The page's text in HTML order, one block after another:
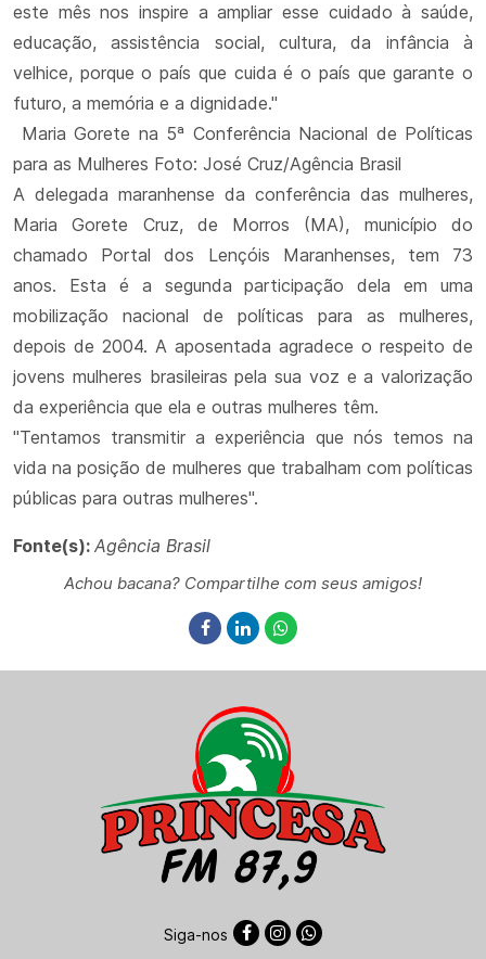
este mês nos inspire a ampliar esse cuidado à saúde,
educação, assistência social, cultura, da infância à
velhice, porque o país que cuida é o país que garante o
futuro, a memória e a dignidade."
Maria Gorete na 5ª Conferência Nacional de Políticas
para as Mulheres Foto: José Cruz/Agência Brasil
A delegada maranhense da conferência das mulheres,
Maria Gorete Cruz, de Morros (MA), município do
chamado Portal dos Lençóis Maranhenses, tem 73
anos. Esta é a segunda participação dela em uma
mobilização nacional de políticas para as mulheres,
depois de 2004. A aposentada agradece o respeito de
jovens mulheres brasileiras pela sua voz e a valorização
da experiência que ela e outras mulheres têm.
"Tentamos transmitir a experiência que nós temos na
vida na posição de mulheres que trabalham com políticas
públicas para outras mulheres".
Fonte(s): Agência Brasil
Achou bacana? Compartilhe com seus amigos!
Siga-nos